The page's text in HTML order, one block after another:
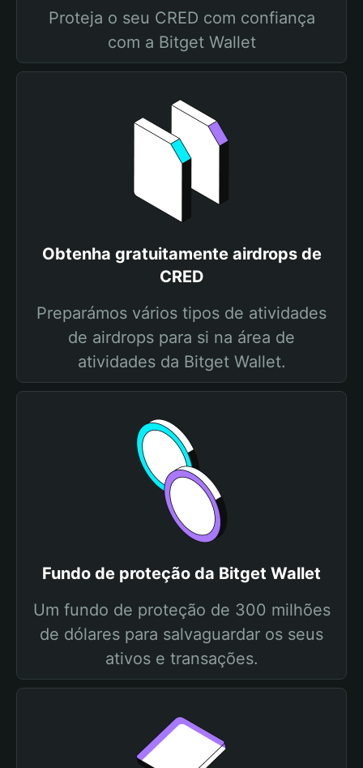
Proteja o seu CRED com confiança
com a Bitget Wallet
Obtenha gratuitamente airdrops de
CRED
Preparámos vários tipos de atividades
de airdrops para si na área de
atividades da Bitget Wallet.
Fundo de proteção da Bitget Wallet
Um fundo de proteção de 300 milhões
de dólares para salvaguardar os seus
ativos e transações.